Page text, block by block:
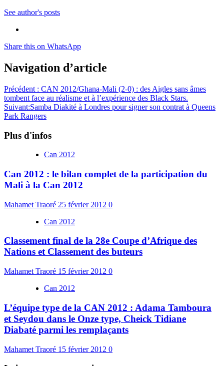
See author's posts
Share this on WhatsApp
Navigation d’article
Précédent : CAN 2012/Ghana-Mali (2-0) : des Aigles sans âmes
tombent face au réalisme et à l’expérience des Black Stars.
Suivant:Samba Diakité à Londres pour signer son contrat à Queens
Park Rangers
Plus d'infos
Can 2012
Can 2012 : le bilan complet de la participation du
Mali à la Can 2012
Mahamet Traoré 25 février 2012 0
Can 2012
Classement final de la 28e Coupe d’Afrique des
Nations et Classement des buteurs
Mahamet Traoré 15 février 2012 0
Can 2012
L’équipe type de la CAN 2012 : Adama Tamboura
et Seydou dans le Onze type, Cheick Tidiane
Diabaté parmi les remplaçants
Mahamet Traoré 15 février 2012 0